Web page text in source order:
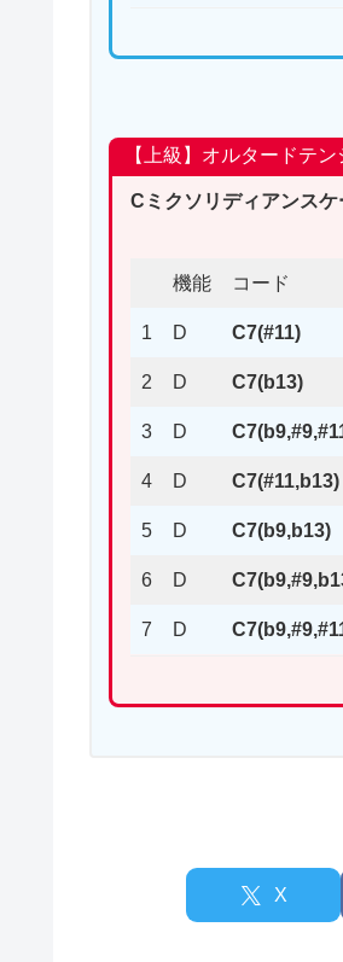
【上級】オルタードテ
Cミクソリディアンス
機能 コード
1 D C7(#11)
2 D C7(b13)
3 D
4 D C7(#11,b13)
5 D C7(b9,b13)
6 D
7 D
X